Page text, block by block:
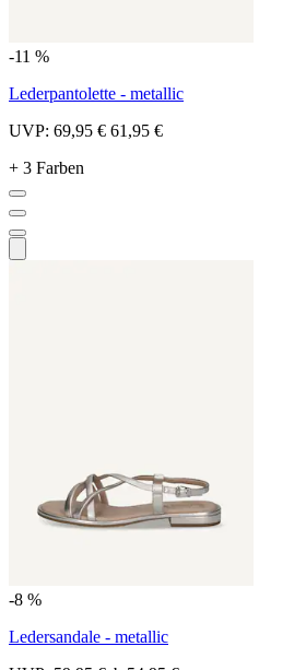
-11 %
Lederpantolette - metallic
UVP: 69,95 € 61,95 €
+ 3 Farben
-8 %
Ledersandale - metallic